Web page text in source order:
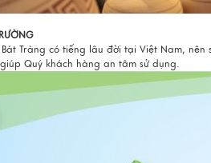
Tràng có tiếng lâu đời tại Việt Nam,
Quý khách hàng an tâm sử dụng.